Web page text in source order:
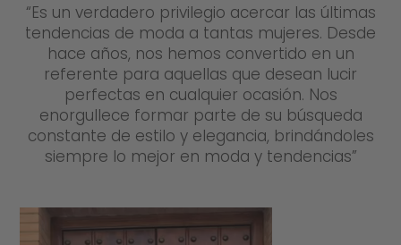
“Es un verdadero privilegio acercar las últimas
tendencias de moda a tantas mujeres. Desde
hace años, nos hemos convertido en un
referente para aquellas que desean lucir
perfectas en cualquier ocasión. Nos
enorgullece formar parte de su búsqueda
constante de estilo y elegancia, brindándoles
siempre lo mejor en moda y tendencias”